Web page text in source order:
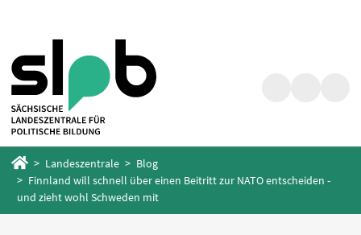
springen
springen
Startseite
Landeszentrale
Blog
Finnland will schnell über einen Beitritt zur NATO entscheiden -
und zieht wohl Schweden mit